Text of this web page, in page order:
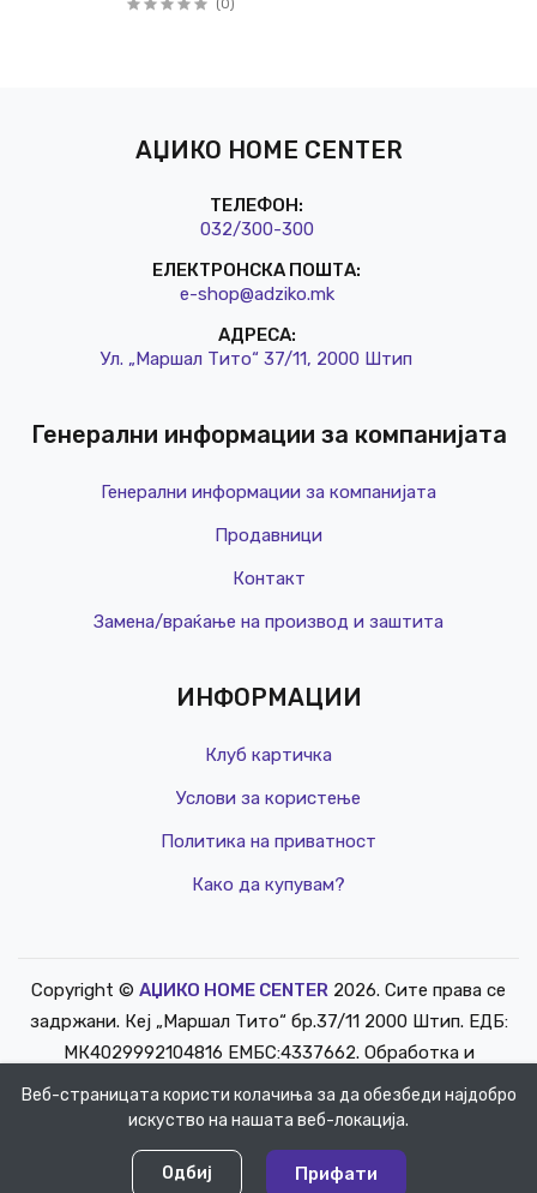
0
(0)
АЏИКО HOME CENTER
ТЕЛЕФОН:
032/300-300
ЕЛЕКТРОНСКА ПОШТА:
e-shop@adziko.mk
АДРЕСА:
Ул. „Маршал Тито“ 37/11, 2000 Штип
Генерални информации за компанијата
Генерални информации за компанијата
Продавници
Контакт
Замена/враќање на производ и заштита
ИНФОРМАЦИИ
Клуб картичка
Услови за користење
Политика на приватност
Како да купувам?
Copyright © АЏИКО HOME CENTER 2026. Сите права се
задржани. Кеј „Маршал Тито“ бр.37/11 2000 Штип. ЕДБ:
МК4029992104816 ЕМБС:4337662. Обработка и
info@mediasoft.mk.
РЕД.
КЛУБ
1,999
Веб-страницата користи колачиња за да обезбеди најдобро
искуство на нашата веб-локација.
Одбиј Прифати